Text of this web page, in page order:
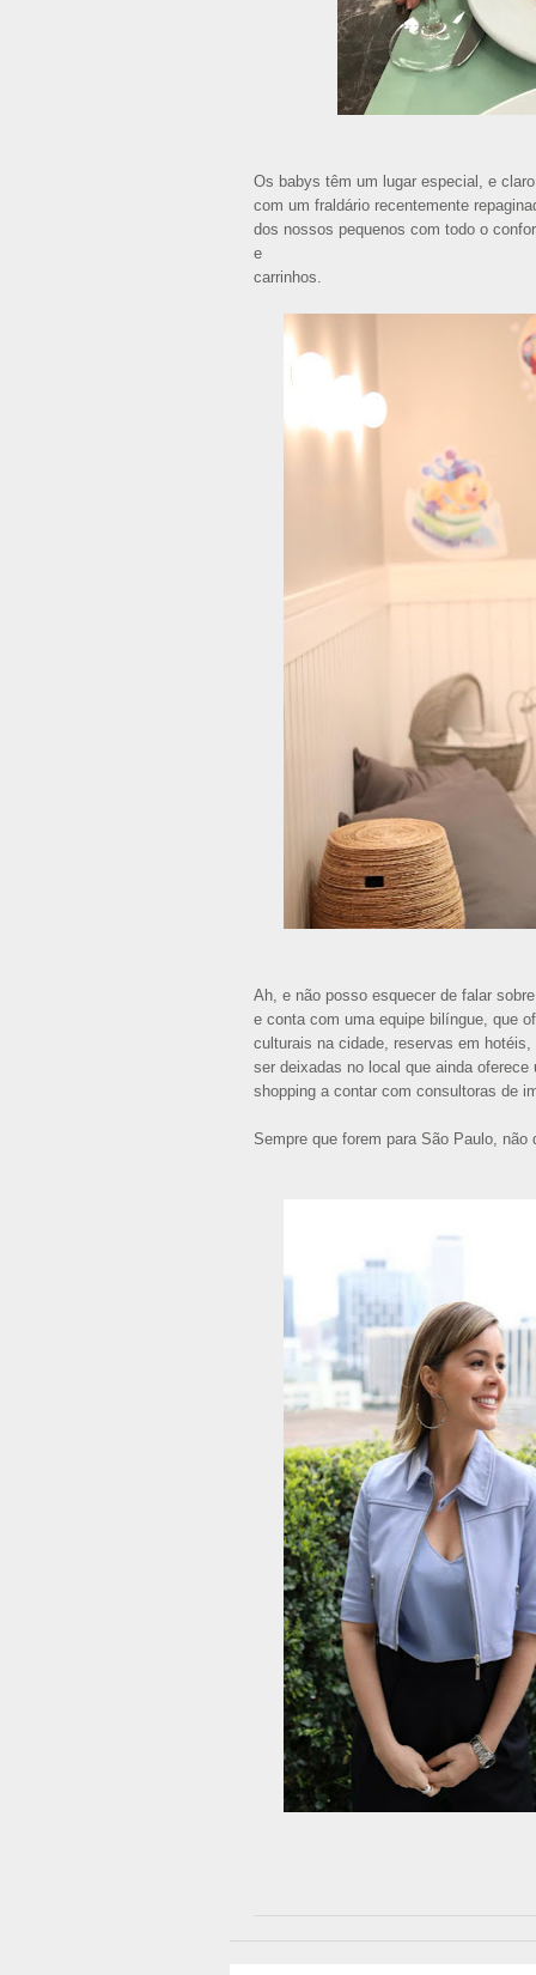
Os babys têm um lugar especial, e
com um fraldário recentemente
dos nossos pequenos com todo o
e
carrinhos.
Ah, e não posso esquecer de falar
e conta com uma equipe bilíngue, que
culturais na cidade, reservas em
ser deixadas no local que ainda
shopping a contar com consultoras de
Sempre que forem para São Paulo,